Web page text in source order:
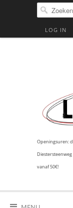
LOG IN
Openingsuren:
vanaf 50€!